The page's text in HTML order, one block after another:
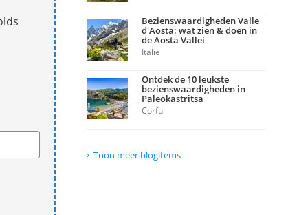
Bezienswaardigheden Valle
d'Aosta: wat zien & doen in
de Aosta Vallei
Italië
Ontdek de 10 leukste
bezienswaardigheden in
Paleokastritsa
Corfu
Toon meer blogitems